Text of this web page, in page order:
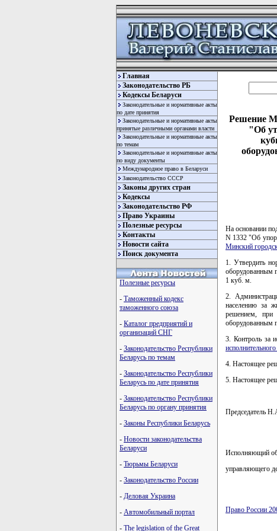
Главная
Законодательство РБ
Кодексы Беларуси
Законодательные и нормативные акты
по дате принятия
Законодательные и нормативные акты
принятые различными органами власти
Законодательные и нормативные акты
по темам
Законодательные и нормативные акты
по виду документы
Международное право в Беларуси
Законодательство СССР
Законы других стран
Кодексы
Законодательство РФ
Право Украины
Полезные ресурсы
Контакты
Новости сайта
Поиск документа
Полезные ресурсы
- Таможенный кодекс
таможенного союза
- Каталог предприятий и
организаций СНГ
- Законодательство Республики
Беларусь по темам
- Законодательство Республики
Беларусь по дате принятия
- Законодательство Республики
Беларусь по органу принятия
- Законы Республики Беларусь
- Новости законодательства
Беларуси
- Тюрьмы Беларуси
- Законодательство России
- Деловая Украина
- Автомобильный портал
- The legislation of the Great
Решение
"Об
На основании
N 1332 "Об
Минский
1. Утвердить
оборудованным
1 куб. м.
2.
населению за
решением, при
оборудованным
3. Контроль за
4. Настоящее
5. Настоящее
Председатель
Исполняющий
управляющего
Право России